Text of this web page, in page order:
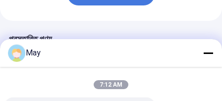
প্রস্তাবিত পণ্য
May
7:12 AM